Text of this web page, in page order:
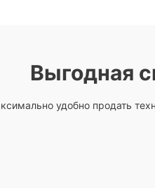
Выгодная
удобно продать